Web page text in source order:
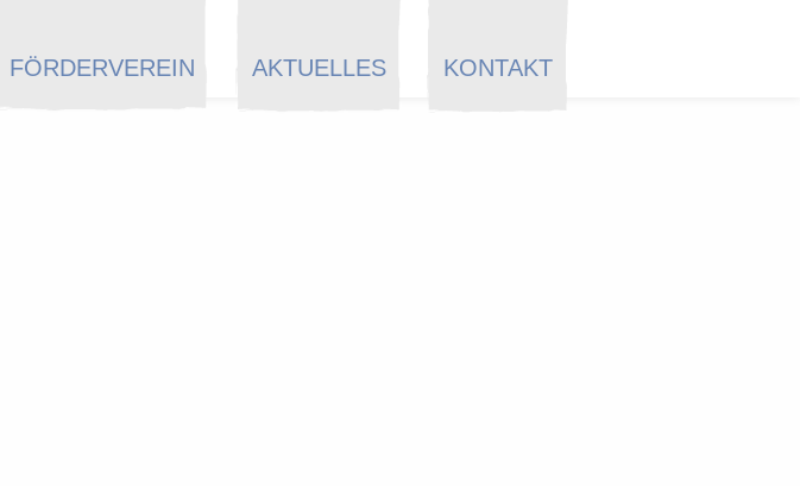
FÖRDERVEREIN AKTUELLES KONTAKT